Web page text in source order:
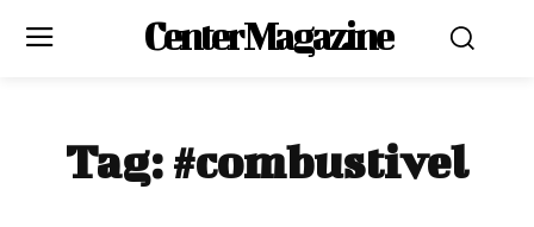
Center Magazine
Tag: #combustivel